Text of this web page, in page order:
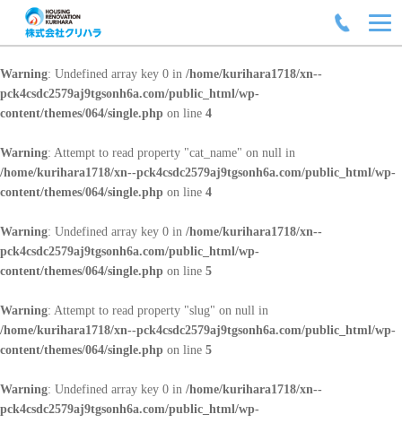
Warning: Undefined array key 0 in /home/kurihara1718/xn--
pck4csdc2579aj9tgsonh6a.com/public_html/wp-
content/themes/064/single.php on line 4
Warning: Attempt to read property "cat_name" on null in
/home/kurihara1718/xn--pck4csdc2579aj9tgsonh6a.com/public_html/wp-
content/themes/064/single.php on line 4
Warning: Undefined array key 0 in /home/kurihara1718/xn--
pck4csdc2579aj9tgsonh6a.com/public_html/wp-
content/themes/064/single.php on line 5
Warning: Attempt to read property "slug" on null in
/home/kurihara1718/xn--pck4csdc2579aj9tgsonh6a.com/public_html/wp-
content/themes/064/single.php on line 5
Warning: Undefined array key 0 in /home/kurihara1718/xn--
pck4csdc2579aj9tgsonh6a.com/public_html/wp-